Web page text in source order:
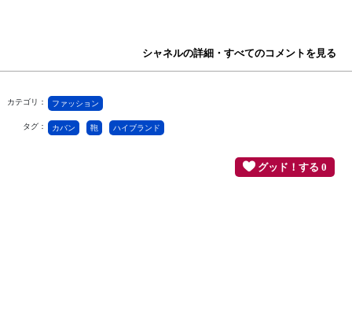
シャネルの詳細・すべてのコメントを見る
カテゴリ： ファッション
タグ： カバン 鞄 ハイブランド
グッド！する 0